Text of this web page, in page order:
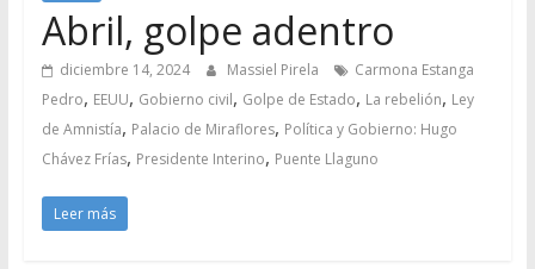
Abril, golpe adentro
diciembre 14, 2024 Massiel Pirela
Carmona Estanga
Pedro, EEUU, Gobierno civil, Golpe de Estado, La rebelión, Ley
de Amnistía, Palacio de Miraflores, Política y Gobierno: Hugo
Chávez Frías, Presidente Interino, Puente Llaguno
Leer más